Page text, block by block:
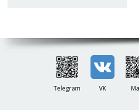
Telegram VK